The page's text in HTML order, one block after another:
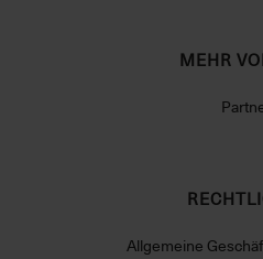
MEHR
Allgemeine